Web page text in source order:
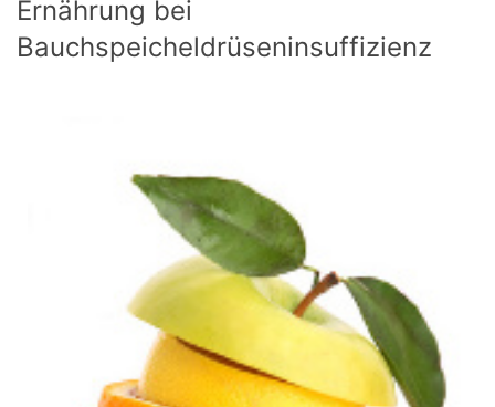
Ernährung bei
Bauchspeicheldrüseninsuffizienz